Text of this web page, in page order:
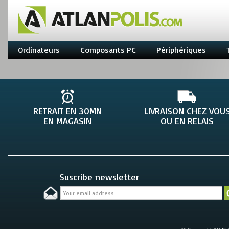
Ordinateurs Composants PC Périphériques
RETRAIT EN 30MN
EN MAGASIN
LIVRAISON CHEZ
OU EN RELAIS
Suscribe newsletter